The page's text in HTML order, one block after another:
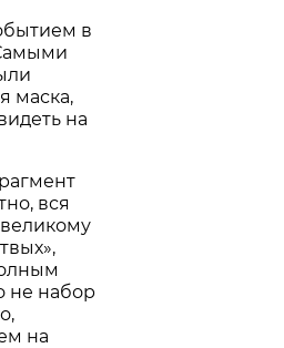
в
маска,
на
вся
не набор
на